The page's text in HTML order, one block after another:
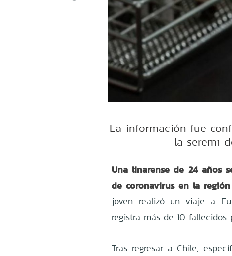
La información fue
la seremi
Una linarense de 24 años
de coronavirus en la
joven realizó un viaje a
registra más de 10 fallecidos
Tras regresar a Chile,